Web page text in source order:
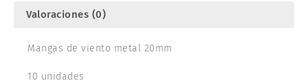
Valoraciones (0)
Mangas de viento metal 20mm
10 unidades